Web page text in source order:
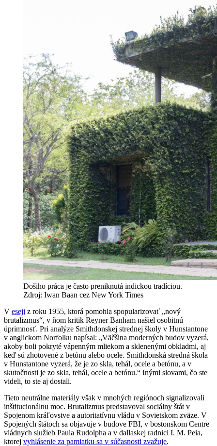
Došiho práca je často preniknutá indickou tradíciou.
Zdroj: Iwan Baan cez New York Times
V eseji z roku 1955, ktorá pomohla spopularizovať „nový
brutalizmus“, v ňom kritik Reyner Banham našiel osobitnú
úprimnosť. Pri analýze Smithdonskej strednej školy v Hunstantone
v anglickom Norfolku napísal: „Väčšina moderných budov vyzerá,
akoby boli pokryté vápenným mliekom a sklenenými obkladmi, aj
keď sú zhotovené z betónu alebo ocele. Smithdonská stredná škola
v Hunstantone vyzerá, že je zo skla, tehál, ocele a betónu, a v
skutočnosti je zo skla, tehál, ocele a betónu.“ Inými slovami, čo ste
videli, to ste aj dostali.
Tieto neutrálne materiály však v mnohých regiónoch signalizovali
inštitucionálnu moc. Brutalizmus predstavoval sociálny štát v
Spojenom kráľovstve a autoritatívnu vládu v Sovietskom zväze. V
Spojených štátoch sa objavuje v budove FBI, v bostonskom Centre
vládnych služieb Paula Rudolpha a v dallaskej radnici I. M. Peia,
ktorej vyhlásenie za pamiatku sa v súčasnosti zvažuje.